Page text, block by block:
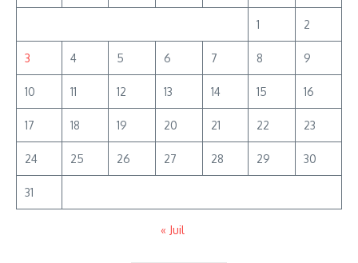
1 2
3 4 5 6 7 8 9
10 11 12 13 14 15 16
17 18 19 20 21 22 23
24 25 26 27 28 29 30
31
« Juil